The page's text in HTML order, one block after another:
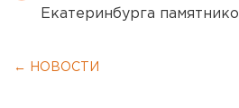
Екатеринбурга
← НОВОСТИ